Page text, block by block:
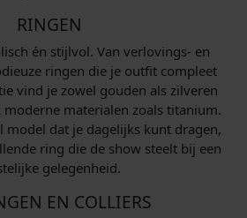
RINGEN
én stijlvol. Van verlovings- en
ringen die je outfit compleet
vind je zowel gouden als zilveren
materialen zoals titanium.
model dat je dagelijks kunt dragen,
ring die de show steelt bij een
gelegenheid.
EN COLLIERS